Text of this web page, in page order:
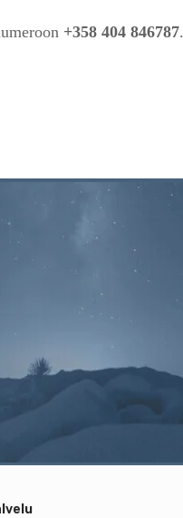
+358 404 846787.